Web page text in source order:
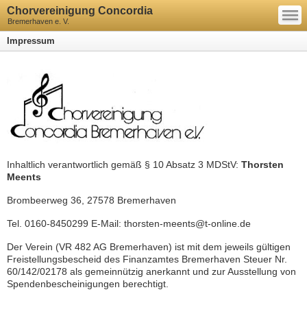
Chorvereinigung Concordia
Bremerhaven e. V.
—
—
—
Impressum
Inhaltlich verantwortlich gemäß § 10 Absatz 3 MDStV: Thorsten
Meents
Brombeerweg 36, 27578 Bremerhaven
Tel. 0160-8450299 E-Mail: thorsten-meents@t-online.de
Der Verein (VR 482 AG Bremerhaven) ist mit dem jeweils gültigen
Freistellungsbescheid des Finanzamtes Bremerhaven Steuer Nr.
60/142/02178 als gemeinnützig anerkannt und zur Ausstellung von
Spendenbescheinigungen berechtigt.